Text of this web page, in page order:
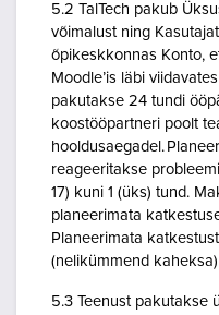
5.2 TalTech pakub
võimalust ning
õpikeskkonnas Konto,
Moodle’is läbi
pakutakse 24 tundi
koostööpartneri poolt
hooldusaegadel.
reageeritakse
17) kuni 1 (üks) tund.
planeerimata
Planeerimata
(nelikümmend
5.3 Teenust pakutakse